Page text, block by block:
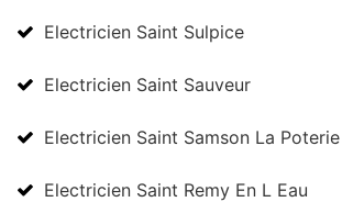
Electricien Saint Sulpice
Electricien Saint Sauveur
Electricien Saint Samson La Poterie
Electricien Saint Remy En L Eau